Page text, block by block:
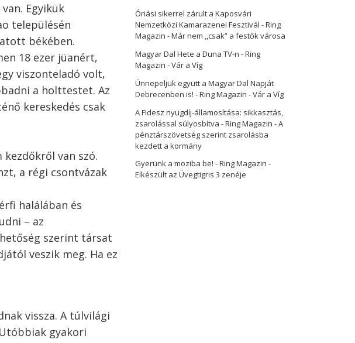
Egyikük
településén
békében.
18 ezer jüanért,
viszonteladó volt,
a holttestet. Az
kereskedés csak
van szó.
a régi csontvázak
halálában és
– az
szerint társat
veszik meg. Ha ez
vissza. A túlvilági
gyakori
Óriási sikerrel zárult a Kaposvári
Nemzetközi Kamarazenei Fesztivál - Ring
Magazin -Már nem ,,csak” a festők városa
Magyar Dal Hete a Duna TV-n - Ring
Magazin -Vár a Víg
Ünnepeljük együtt a Magyar Dal Napját
Debrecenben is! - Ring Magazin -Vár a Víg
A Fidesz nyugdíj-államosítása: sikkasztás,
zsarolással súlyosbítva - Ring Magazin -A
pénztárszövetség szerint zsarolásba
kezdett a kormány
Gyerünk a moziba be! - Ring Magazin -
Elkészült az Üvegtigris 3 zenéje